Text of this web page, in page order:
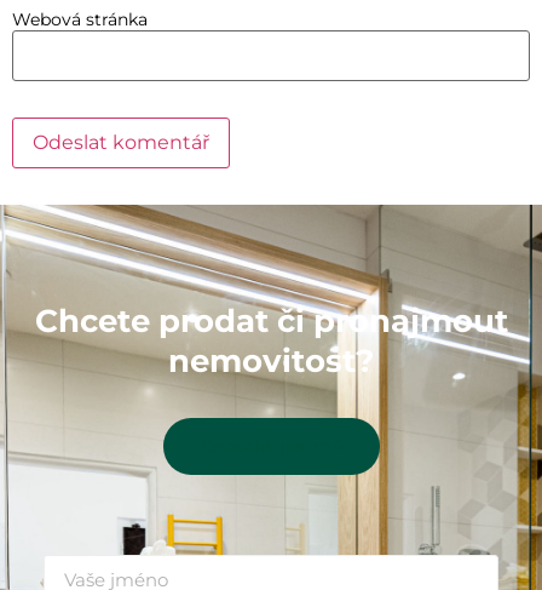
Webová stránka
Chcete prodat či pronajmout
nemovitost?